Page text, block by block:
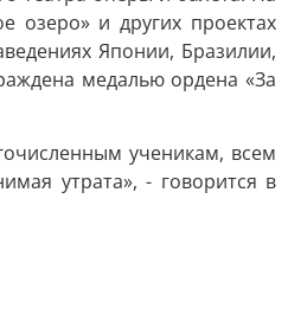
озеро» и других проектах
Японии, Бразилии,
медалью ордена «За
ученикам, всем
утрата», - говорится в